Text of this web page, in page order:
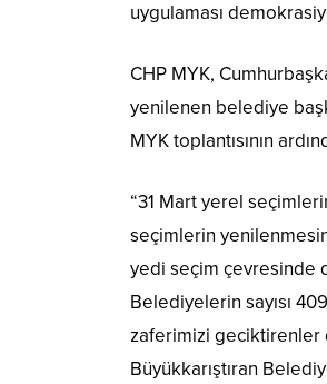
uygulaması
CHP MYK,
yenilenen belediye
MYK toplantısının
“31 Mart yerel
seçimlerin
yedi seçim çevresinde
Belediyelerin sayısı
zaferimizi geciktirenler
Büyükkarıştıran